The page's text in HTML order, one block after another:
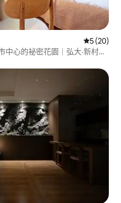
從 20 則評
5 (20)
中心的祕密花園｜弘大·新村站